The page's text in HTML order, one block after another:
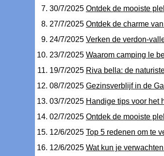
30/7/2025 Ontdek de mooiste
27/7/2025 Ontdek de charme
24/7/2025 Verken de verdon-
23/7/2025 Waarom camping le
19/7/2025 Riva bella: de
08/7/2025 Gezinsverblijf in de
03/7/2025 Handige tips voor het
02/7/2025 Ontdek de mooiste
12/6/2025 Top 5 redenen om te
12/6/2025 Wat kun je